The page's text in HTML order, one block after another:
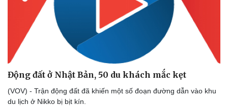
Động đất ở Nhật Bản, 50 du khách mắc kẹt
(VOV) - Trận động đất đã khiến một số đoạn đường dẫn vào khu
du lịch ở Nikko bị bịt kín.